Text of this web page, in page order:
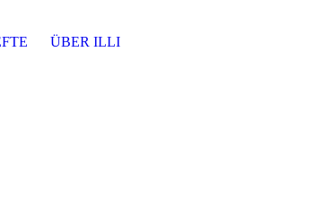
ÜBER ILLI